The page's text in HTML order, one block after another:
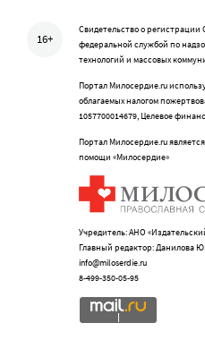
16+
Свидетельство о
федеральной службой по
технологий и массовых
Портал Милосердие.ru
облагаемых налогом
1057700014679, Целевое
Портал Милосердие.ru
помощи «Милосердие»
Учредитель: АНО
Главный редактор: Данилова
info@miloserdie.ru
8-499-350-05-95